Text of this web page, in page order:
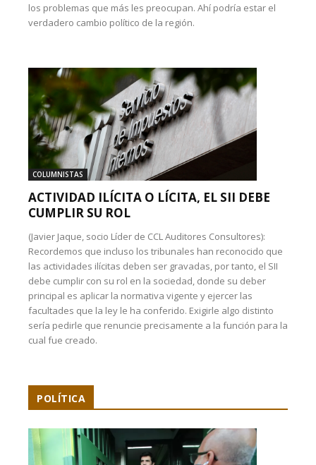
los problemas que más les preocupan. Ahí podría estar el
verdadero cambio político de la región.
COLUMNISTAS
ACTIVIDAD ILÍCITA O LÍCITA, EL SII DEBE
CUMPLIR SU ROL
(Javier Jaque, socio Líder de CCL Auditores Consultores):
Recordemos que incluso los tribunales han reconocido que
las actividades ilícitas deben ser gravadas, por tanto, el SII
debe cumplir con su rol en la sociedad, donde su deber
principal es aplicar la normativa vigente y ejercer las
facultades que la ley le ha conferido. Exigirle algo distinto
sería pedirle que renuncie precisamente a la función para la
cual fue creado.
POLÍTICA